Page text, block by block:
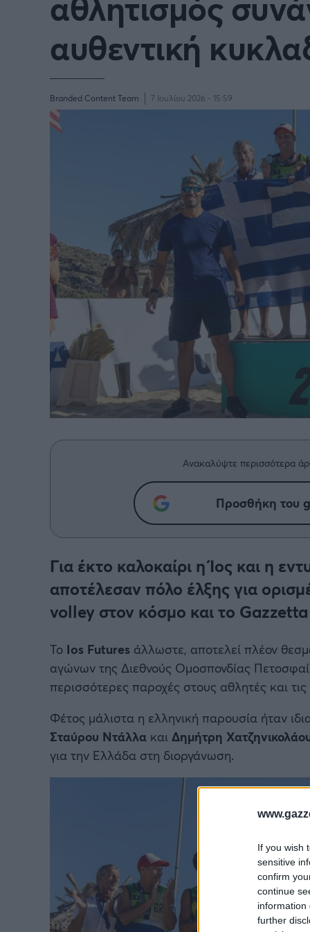
If you wish
sensitive
confirm
continue
information
further
Γιώργος Τσακίρης
αυθεντική
Branded Content Team 7 Ιουλίου 2026 - 15:59
Ανακαλύψτε περισσότερα
Προσθήκη του
Για έκτο καλοκαίρι η Ίος και η
αποτέλεσαν πόλο έλξης για
volley στον κόσμο και το Gazzetta
Το Ios Futures άλλωστε, αποτελεί πλέον
αγώνων της Διεθνούς Ομοσπονδίας
περισσότερες παροχές στους αθλητές και
Φέτος μάλιστα η ελληνική παρουσία ήταν
Σταύρου Ντάλλα και Δημήτρη
για την Ελλάδα στη διοργάνωση.